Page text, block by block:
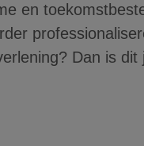
en
Dan is